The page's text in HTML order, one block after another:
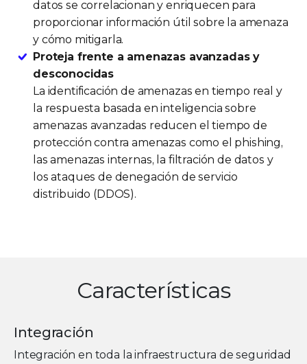
datos se correlacionan y enriquecen para
proporcionar información útil sobre la amenaza
y cómo mitigarla.
Proteja frente a amenazas avanzadas y
desconocidas
La identificación de amenazas en tiempo real y
la respuesta basada en inteligencia sobre
amenazas avanzadas reducen el tiempo de
protección contra amenazas como el phishing,
las amenazas internas, la filtración de datos y
los ataques de denegación de servicio
distribuido (DDOS).
Características
Integración
Integración en toda la infraestructura de seguridad